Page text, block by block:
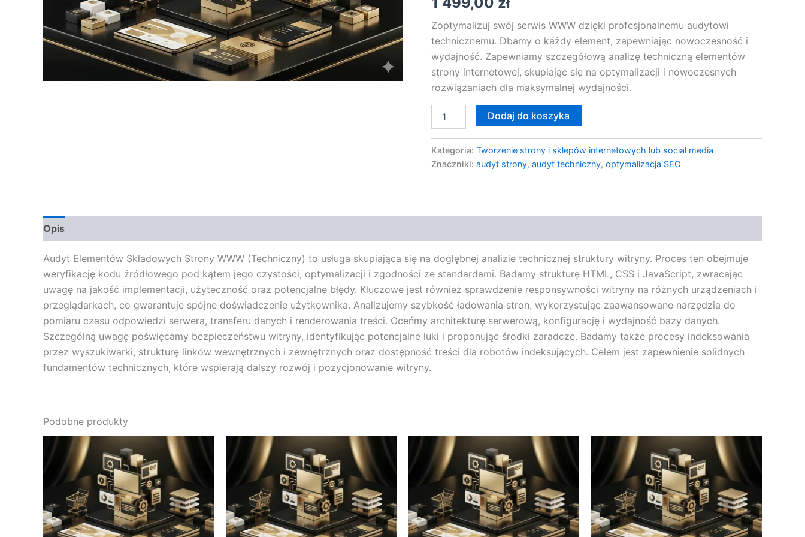
Zoptymalizuj swój serwis WWW dzięki profesjonalnemu audytowi
technicznemu. Dbamy o każdy element, zapewniając nowoczesność i
wydajność. Zapewniamy szczegółową analizę techniczną elementów
strony internetowej, skupiając się na optymalizacji i nowoczesnych
rozwiązaniach dla maksymalnej wydajności.
Dodaj do koszyka
Kategoria: Tworzenie strony i sklepów internetowych lub social media
Znaczniki: audyt strony, audyt techniczny, optymalizacja SEO
Opis
Audyt Elementów Składowych Strony WWW (Techniczny) to usługa skupiająca się na dogłębnej analizie technicznej struktury witryny. Proces ten obejmuje
weryfikację kodu źródłowego pod kątem jego czystości, optymalizacji i zgodności ze standardami. Badamy strukturę HTML, CSS i JavaScript, zwracając
uwagę na jakość implementacji, użyteczność oraz potencjalne błędy. Kluczowe jest również sprawdzenie responsywności witryny na różnych urządzeniach i
przeglądarkach, co gwarantuje spójne doświadczenie użytkownika. Analizujemy szybkość ładowania stron, wykorzystując zaawansowane narzędzia do
pomiaru czasu odpowiedzi serwera, transferu danych i renderowania treści. Oceńmy architekturę serwerową, konfigurację i wydajność bazy danych.
Szczególną uwagę poświęcamy bezpieczeństwu witryny, identyfikując potencjalne luki i proponując środki zaradcze. Badamy także procesy indeksowania
przez wyszukiwarki, strukturę linków wewnętrznych i zewnętrznych oraz dostępność treści dla robotów indeksujących. Celem jest zapewnienie solidnych
fundamentów technicznych, które wspierają dalszy rozwój i pozycjonowanie witryny.
Podobne produkty